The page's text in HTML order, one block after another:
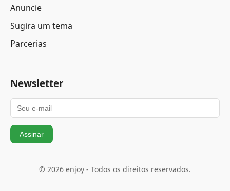
Anuncie
Sugira um tema
Parcerias
Newsletter
Assinar
© 2026 enjoy - Todos os direitos reservados.